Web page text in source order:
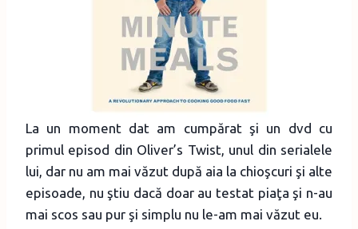
La un moment dat am cumpărat şi un dvd cu
primul episod din Oliver’s Twist, unul din serialele
lui, dar nu am mai văzut după aia la chioşcuri şi alte
episoade, nu ştiu dacă doar au testat piaţa şi n-au
mai scos sau pur şi simplu nu le-am mai văzut eu.